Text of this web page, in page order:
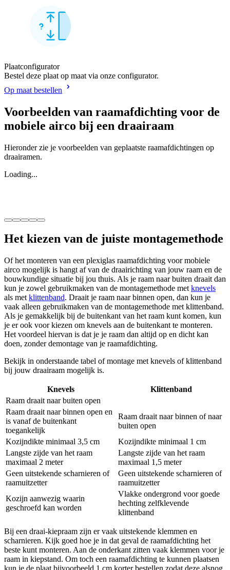
Plaatconfigurator
Bestel deze plaat op maat via onze configurator.
Op maat bestellen
Voorbeelden van raamafdichting voor de
mobiele airco bij een draairaam
Hieronder zie je voorbeelden van geplaatste raamafdichtingen op
draairamen.
Loading...
Het kiezen van de juiste montagemethode
Of het monteren van een plexiglas raamafdichting voor mobiele
airco mogelijk is hangt af van de draairichting van jouw raam en de
bouwkundige situatie bij jou thuis. Als je raam naar buiten draait dan
kun je zowel gebruikmaken van de montagemethode met knevels
als met klittenband. Draait je raam naar binnen open, dan kun je
vaak alleen gebruikmaken van de montagemethode met klittenband.
Als je gemakkelijk bij de buitenkant van het raam kunt komen, kun
je er ook voor kiezen om knevels aan de buitenkant te monteren.
Het voordeel hiervan is dat je je raam dan altijd op en dicht kan
doen, zonder demontage van je raamafdichting.
Bekijk in onderstaande tabel of montage met knevels of klittenband
bij jouw draairaam mogelijk is.
Knevels
Klittenband
Raam draait naar buiten open
Raam draait naar binnen open en
is vanaf de buitenkant
toegankelijk
Raam draait naar binnen of naar
buiten open
Kozijndikte minimaal 3,5 cm
Kozijndikte minimaal 1 cm
Langste zijde van het raam
maximaal 2 meter
Langste zijde van het raam
maximaal 1,5 meter
Geen uitstekende scharnieren of
raamuitzetter
Geen uitstekende scharnieren of
raamuitzetter
Kozijn aanwezig waarin
geschroefd kan worden
Vlakke ondergrond voor goede
hechting zelfklevende
klittenband
Bij een draai-kiepraam zijn er vaak uitstekende klemmen en
scharnieren. Kijk goed hoe je in dat geval de raamafdichting het
beste kunt monteren. Aan de onderkant zitten vaak klemmen voor je
raam in kiepstand. Om toch een raamafdichting te kunnen plaatsen